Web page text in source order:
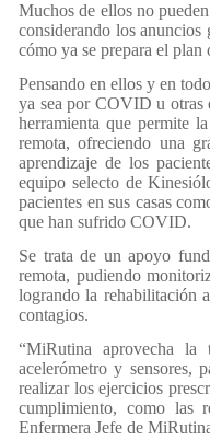
Muchos de ellos no
considerando los anuncios
cómo ya se prepara el plan
Pensando en ellos y en
ya sea por COVID u otras
herramienta que permite
remota, ofreciendo una
aprendizaje de los
equipo selecto de
pacientes en sus casas
que han sufrido COVID.
Se trata de un apoyo
remota, pudiendo
logrando la rehabilitación
contagios.
“MiRutina aprovecha la
acelerómetro y sensores,
realizar los ejercicios
cumplimiento, como las
Enfermera Jefe de